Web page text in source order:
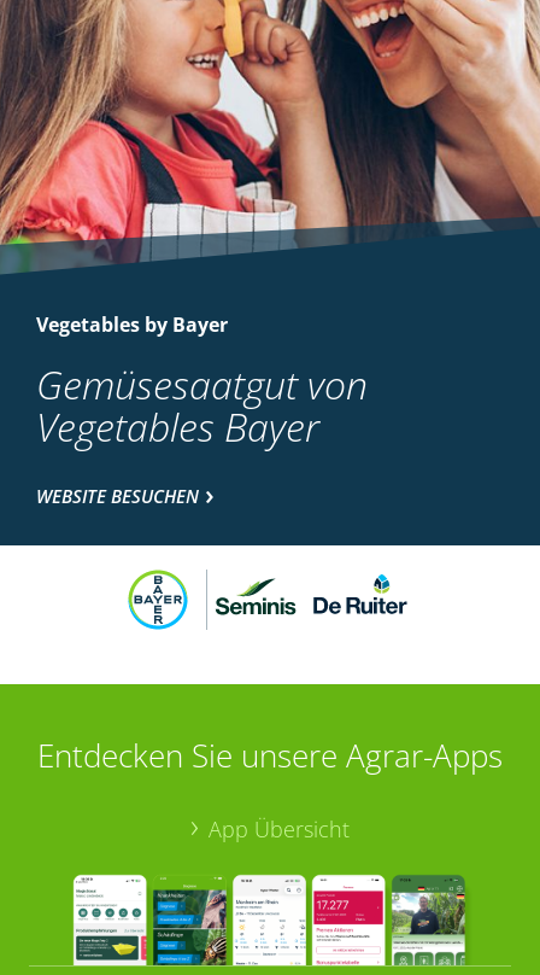
Vegetables by Bayer
Gemüsesaatgut von
Vegetables Bayer
WEBSITE BESUCHEN
Entdecken Sie unsere Agrar-Apps
App Übersicht